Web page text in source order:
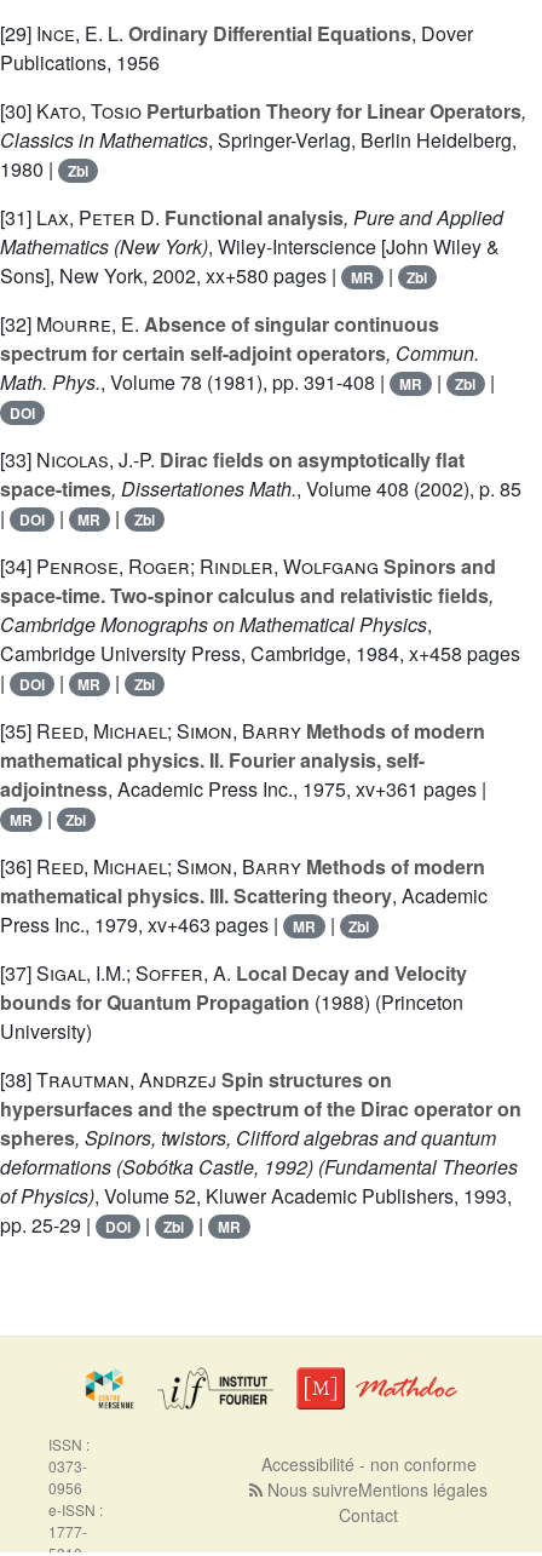
[29] Ince, E. L. Ordinary Differential Equations, Dover
Publications, 1956
[30] Kato, Tosio Perturbation Theory for Linear Operators,
Classics in Mathematics, Springer-Verlag, Berlin Heidelberg,
1980 |
Zbl
[31] Lax, Peter D. Functional analysis, Pure and Applied
Mathematics (New York), Wiley-Interscience [John Wiley &
Sons], New York, 2002, xx+580 pages |
MR | Zbl
[32] Mourre, E. Absence of singular continuous
spectrum for certain self-adjoint operators, Commun.
Math. Phys., Volume 78 (1981), pp. 391-408 | MR | Zbl |
DOI
[33] Nicolas, J.-P. Dirac fields on asymptotically flat
space-times, Dissertationes Math., Volume 408 (2002), p. 85
|
DOI | MR | Zbl
[34] Penrose, Roger; Rindler, Wolfgang Spinors and
space-time. Two-spinor calculus and relativistic fields,
Cambridge Monographs on Mathematical Physics,
Cambridge University Press, Cambridge, 1984, x+458 pages
|
DOI | MR | Zbl
[35] Reed, Michael; Simon, Barry Methods of modern
mathematical physics. II. Fourier analysis, self-
adjointness, Academic Press Inc., 1975, xv+361 pages |
MR | Zbl
[36] Reed, Michael; Simon, Barry Methods of modern
mathematical physics. III. Scattering theory, Academic
Press Inc., 1979, xv+463 pages |
MR | Zbl
[37]Sigal, I.M.; Soffer, A. Local Decay and Velocity
bounds for Quantum Propagation (1988) (Princeton
University)
[38]Trautman, Andrzej Spin structures on
hypersurfaces and the spectrum of the Dirac operator on
spheres, Spinors, twistors, Clifford algebras and quantum
deformations (Sobótka Castle, 1992) (Fundamental Theories
of Physics), Volume 52, Kluwer Academic Publishers, 1993,
pp. 25-29 |
DOI | Zbl | MR
ISSN :
0373-
0956
e-ISSN :
1777-
Accessibilité - non conforme
Nous suivreMentions légales
Contact